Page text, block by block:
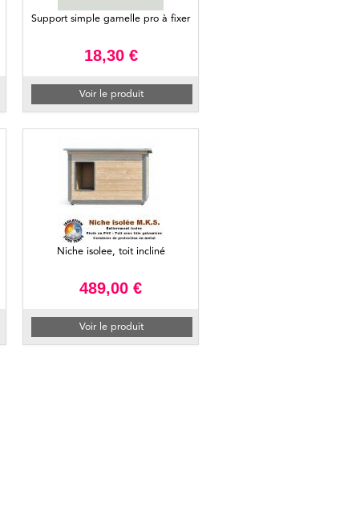
Support simple gamelle pro à fixer
18,30 €
Voir le produit
Niche isolee, toit incliné
489,00 €
Voir le produit